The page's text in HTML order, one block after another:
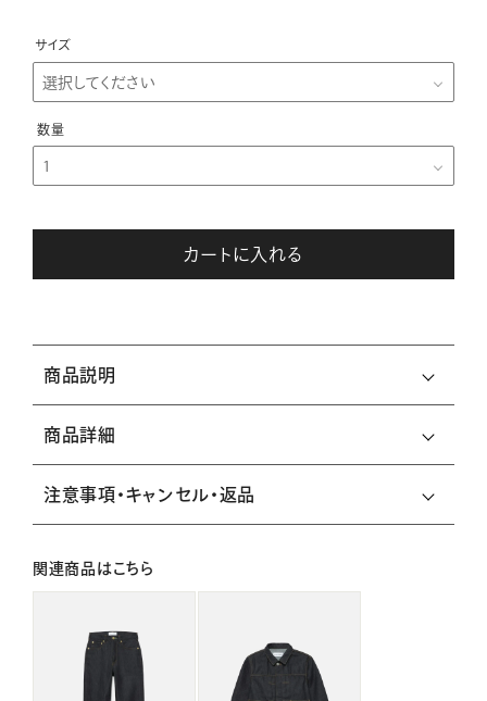
サイズ
カートに入れる
商品説明
商品詳細
注意事項・キャンセル・返品
関連商品はこちら